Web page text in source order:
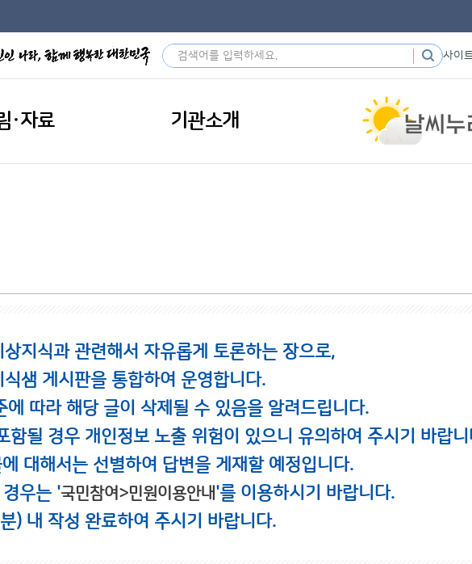
사이
·자료 기관소개
지식과 관련해서 자유롭게 토론하는 장으로,
샘 게시판을 통합하여 운영합니다.
따라 해당 글이 삭제될 수 있음을 알려드립니다.
될 경우 개인정보 노출 위험이 있으니 유의하여 주시기 바랍니
대해서는 선별하여 답변을 게재할 예정입니다.
우는 '국민참여>민원이용안내'를 이용하시기 바랍니다.
) 내 작성 완료하여 주시기 바랍니다.